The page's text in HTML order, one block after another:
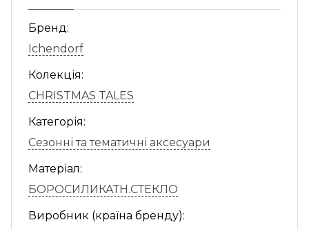
Бренд:
Ichendorf
Колекція:
CHRISTMAS TALES
Категорія:
Сезонні та тематичні аксесуари
Матеріал:
БОРОСИЛИКАТН.СТЕКЛО
Виробник (країна бренду):